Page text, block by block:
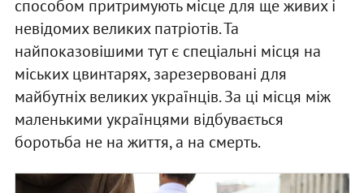
способом притримують місце для ще живих і
невідомих великих патріотів. Та
найпоказовішими тут є спеціальні місця на
міських цвинтарях, зарезервовані для
майбутніх великих українців. За ці місця між
маленькими українцями відбувається
боротьба не на життя, а на смерть.